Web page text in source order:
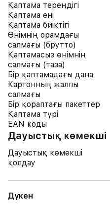
Қаптама тереңдігі
Қаптама ені
Қаптама биіктігі
Өнімнің орамдағы
салмағы (брутто)
Қаптамасыз өнімнің
салмағы (таза)
Бір қаптамадағы дана
Картонның жалпы
салмағы
Бір қораптағы пакеттер
Қаптама түрі
EAN коды
Дауыстық көмекші
Дауыстық көмекші
қолдау
Дүкен